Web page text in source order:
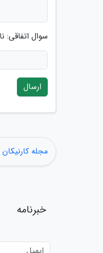
سوال اتفاقی:
ارسال
مجله کارنیکان
خبرنامه